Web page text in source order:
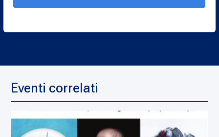
Eventi correlati